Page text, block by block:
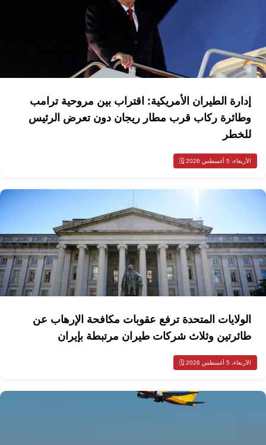
إدارة الطيران الأمريكية: اقتراب بين مروحية ترامب
وطائرة ركاب قرب مطار ريجان دون تعرض الرئيس
للخطر
الأربعاء، 5 أغسطس 2026 🗓️
الولايات المتحدة ترفع عقوبات مكافحة الإرهاب عن
طائرتين وثلاث شركات طيران مرتبطة بإيران
الأربعاء، 5 أغسطس 2026 🗓️